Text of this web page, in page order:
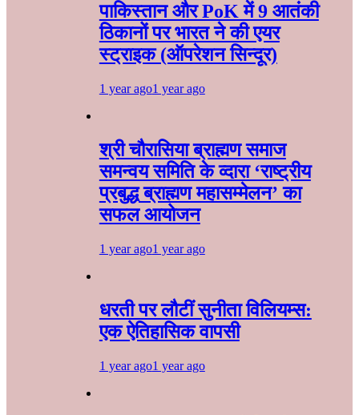
पाकिस्तान और PoK में 9 आतंकी
ठिकानों पर भारत ने की एयर
स्ट्राइक (ऑपरेशन सिन्दूर)
1 year ago1 year ago
श्री चौरासिया ब्राह्मण समाज
समन्वय समिति के व्दारा‌ ‘राष्ट्रीय
प्रबुद्ध ब्राह्मण‌ महासम्मेलन‌’ का
सफल आयोजन
1 year ago1 year ago
धरती पर लौटीं सुनीता विलियम्स:
एक ऐतिहासिक वापसी
1 year ago1 year ago